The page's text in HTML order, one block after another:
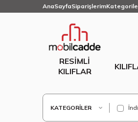
AnaSayfaSiparişlerim
RESIMLI
KILIFLAR
KATEGORILER